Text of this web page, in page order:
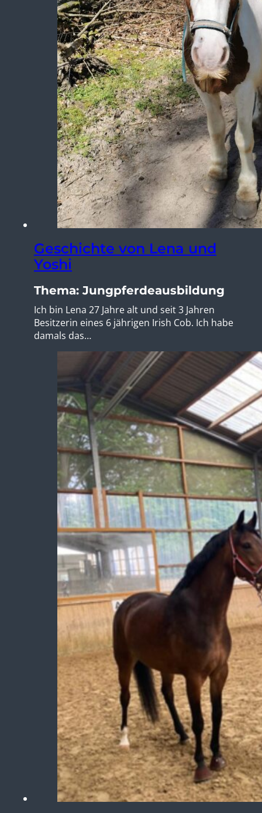
Geschichte von Lena und
Yoshi
Thema: Jungpferdeausbildung
Ich bin Lena 27 Jahre alt und seit 3 Jahren
Besitzerin eines 6 jährigen Irish Cob. Ich habe
damals das…